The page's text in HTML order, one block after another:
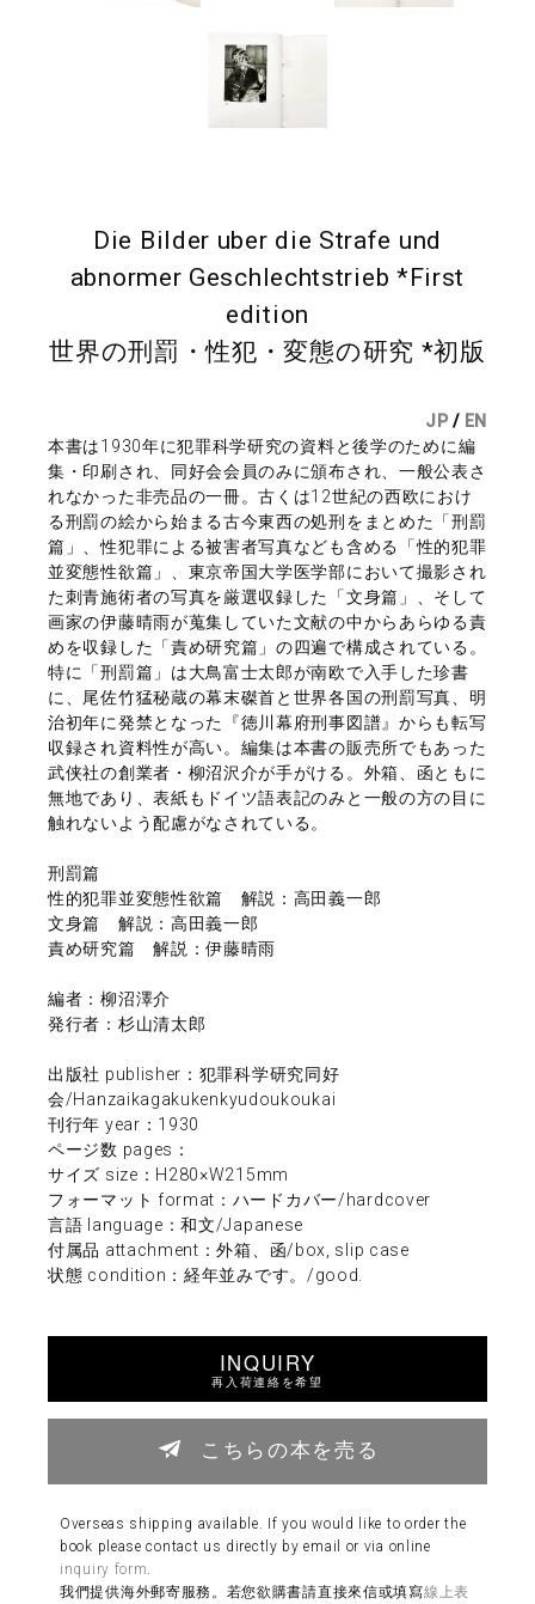
Die Bilder uber die Strafe und
abnormer Geschlechtstrieb *First
edition
世界の刑罰・性犯・変態の研究 *初版
JP / EN
本書は1930年に犯罪科学研究の資料と後学のために編
集・印刷され、同好会会員のみに頒布され、一般公表さ
れなかった非売品の一冊。古くは12世紀の西欧におけ
る刑罰の絵から始まる古今東西の処刑をまとめた「刑罰
篇」、性犯罪による被害者写真なども含める「性的犯罪
並変態性欲篇」、東京帝国大学医学部において撮影され
た刺青施術者の写真を厳選収録した「文身篇」、そして
画家の伊藤晴雨が蒐集していた文献の中からあらゆる責
めを収録した「責め研究篇」の四遍で構成されている。
特に「刑罰篇」は大鳥富士太郎が南欧で入手した珍書
に、尾佐竹猛秘蔵の幕末磔首と世界各国の刑罰写真、明
治初年に発禁となった『徳川幕府刑事図譜』からも転写
収録され資料性が高い。編集は本書の販売所でもあった
武侠社の創業者・柳沼沢介が手がける。外箱、函ともに
無地であり、表紙もドイツ語表記のみと一般の方の目に
触れないよう配慮がなされている。
刑罰篇
性的犯罪並変態性欲篇 解説：高田義一郎
文身篇 解説：高田義一郎
責め研究篇 解説：伊藤晴雨
編者：柳沼澤介
発行者：杉山清太郎
出版社 publisher：犯罪科学研究同好
会/Hanzaikagakukenkyudoukoukai
刊行年 year：1930
ページ数 pages：
サイズ size：H280×W215mm
フォーマット format：ハードカバー/hardcover
言語 language：和文/Japanese
付属品 attachment：外箱、函/box, slip case
状態 condition：経年並みです。/good.
INQUIRY
再入荷連絡を希望
こちらの本を売る
Overseas shipping available. If you would like to order the
book please contact us directly by email or via online
inquiry form
我們提供海外郵寄服務。若您欲購書請直接來信或填寫線上表